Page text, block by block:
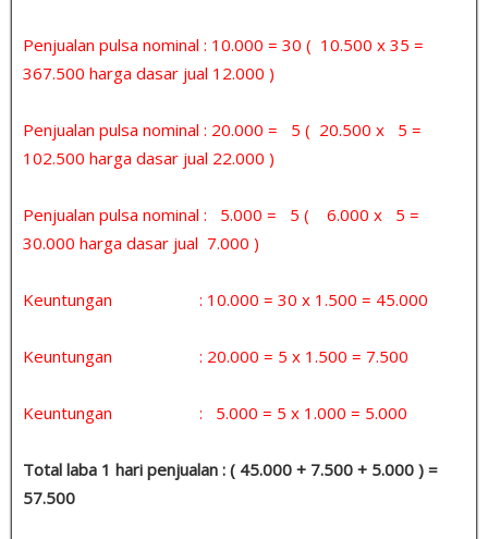
Penjualan pulsa nominal : 10.000 = 30 ( 10.500 x 35 =
367.500 harga dasar jual 12.000 )
Penjualan pulsa nominal : 20.000 = 5 ( 20.500 x 5 =
102.500 harga dasar jual 22.000 )
Penjualan pulsa nominal : 5.000 = 5 ( 6.000 x 5 =
30.000 harga dasar jual 7.000 )
Keuntungan : 10.000 = 30 x 1.500 = 45.000
Keuntungan : 20.000 = 5 x 1.500 = 7.500
Keuntungan : 5.000 = 5 x 1.000 = 5.000
Total laba 1 hari penjualan : ( 45.000 + 7.500 + 5.000 ) =
57.500